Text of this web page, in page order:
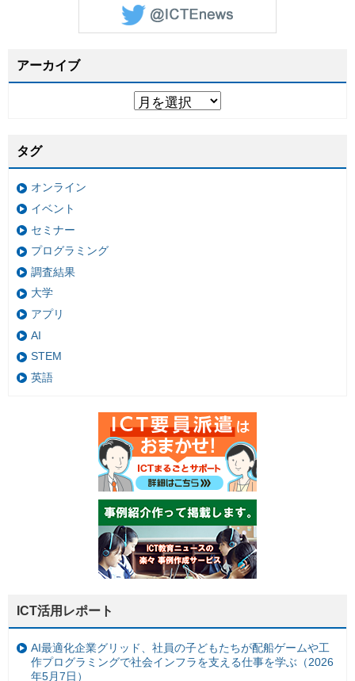
アーカイブ
タグ
オンライン
イベント
セミナー
プログラミング
調査結果
大学
アプリ
AI
STEM
英語
ICT活用レポート
AI最適化企業グリッド、社員の子どもたちが配船ゲームや工
作プログラミングで社会インフラを支える仕事を学ぶ（2026
年5月7日）